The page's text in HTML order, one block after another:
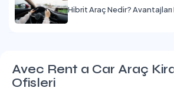
Hibrit Araç Nedir? Avantajları
Avec Rent a Car Araç
Ofisleri